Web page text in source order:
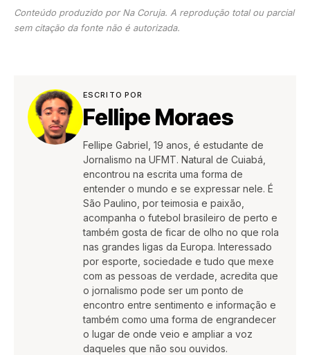
Conteúdo produzido por Na Coruja. A reprodução total ou parcial
sem citação da fonte não é autorizada.
ESCRITO POR
Fellipe Moraes
Fellipe Gabriel, 19 anos, é estudante de
Jornalismo na UFMT. Natural de Cuiabá,
encontrou na escrita uma forma de
entender o mundo e se expressar nele. É
São Paulino, por teimosia e paixão,
acompanha o futebol brasileiro de perto e
também gosta de ficar de olho no que rola
nas grandes ligas da Europa. Interessado
por esporte, sociedade e tudo que mexe
com as pessoas de verdade, acredita que
o jornalismo pode ser um ponto de
encontro entre sentimento e informação e
também como uma forma de engrandecer
o lugar de onde veio e ampliar a voz
daqueles que não sou ouvidos.